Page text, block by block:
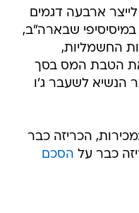
ארבעה דגמים
שבארה"ב,
החשמליות,
הטבת המס בסך
הנשיא לשעבר ג'ו
הכריזה כבר
הסכם